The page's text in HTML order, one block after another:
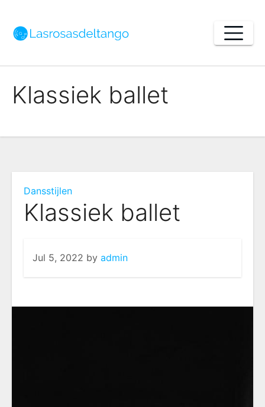
content
Klassiek ballet
Dansstijlen
Klassiek ballet
Jul 5, 2022 by admin